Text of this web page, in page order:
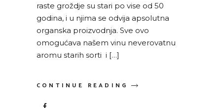
raste groždje su stari po vise od 50
godina, i u njima se odvija apsolutna
organska proizvodnja. Sve ovo
omogućava našem vinu neverovatnu
aromu starih sorti i […]
CONTINUE READING